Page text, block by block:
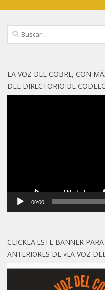
Buscar:
LA VOZ DEL COBRE, CON
DEL DIRECTORIO DE
00:00
CLICKEA ESTE BANNER
ANTERIORES DE «LA VOZ